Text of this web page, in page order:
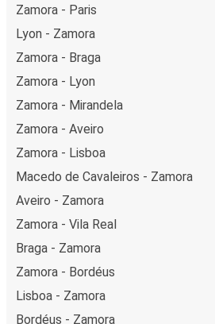
Zamora - Paris
Lyon - Zamora
Zamora - Braga
Zamora - Lyon
Zamora - Mirandela
Zamora - Aveiro
Zamora - Lisboa
Macedo de Cavaleiros - Zamora
Aveiro - Zamora
Zamora - Vila Real
Braga - Zamora
Zamora - Bordéus
Lisboa - Zamora
Bordéus - Zamora